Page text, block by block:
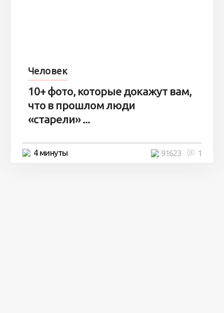
Человек
10+ фото, которые докажут вам,
что в прошлом люди
«старели» ...
4 минуты 1
91623